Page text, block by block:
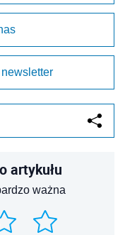
artykułu
ważna